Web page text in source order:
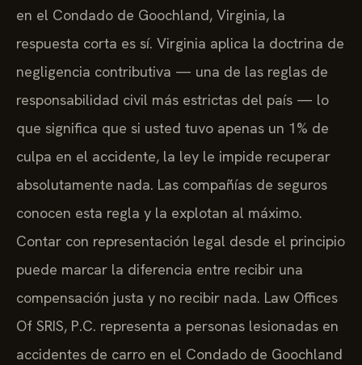
en el Condado de Goochland, Virginia, la
respuesta corta es sí. Virginia aplica la doctrina de
negligencia contributiva — una de las reglas de
responsabilidad civil más estrictas del país — lo
que significa que si usted tuvo apenas un 1% de
culpa en el accidente, la ley le impide recuperar
absolutamente nada. Las compañías de seguros
conocen esta regla y la explotan al máximo.
Contar con representación legal desde el principio
puede marcar la diferencia entre recibir una
compensación justa y no recibir nada. Law Offices
Of SRIS, P.C. representa a personas lesionadas en
accidentes de carro en el Condado de Goochland